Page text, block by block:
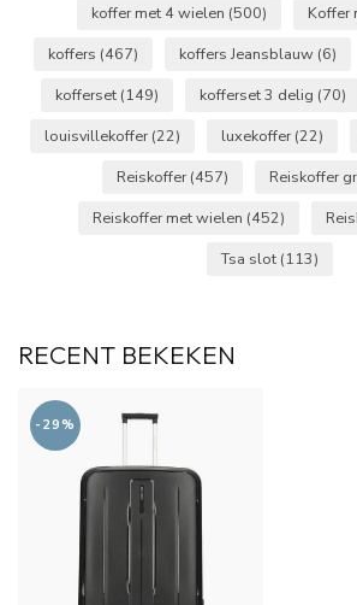
koffer met 4 wielen (500) Koffer
koffers (467) koffers Jeansblauw (6)
kofferset (149) kofferset 3 delig (70)
louisvillekoffer (22) luxekoffer (22)
Reiskoffer (457) Reiskoffer
Reiskoffer met wielen (452)
Tsa slot (113)
RECENT BEKEKEN
-29%